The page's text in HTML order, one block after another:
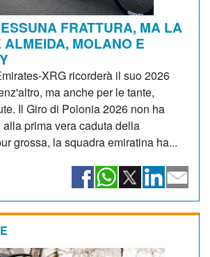
FRATTURA, MA LA
ALMEIDA, MOLANO E
XRG ricorderà il suo 2026
ma anche per le tante,
Il Giro di Polonia 2026 non ha
prima vera caduta della
grossa, la squadra emiratina ha...